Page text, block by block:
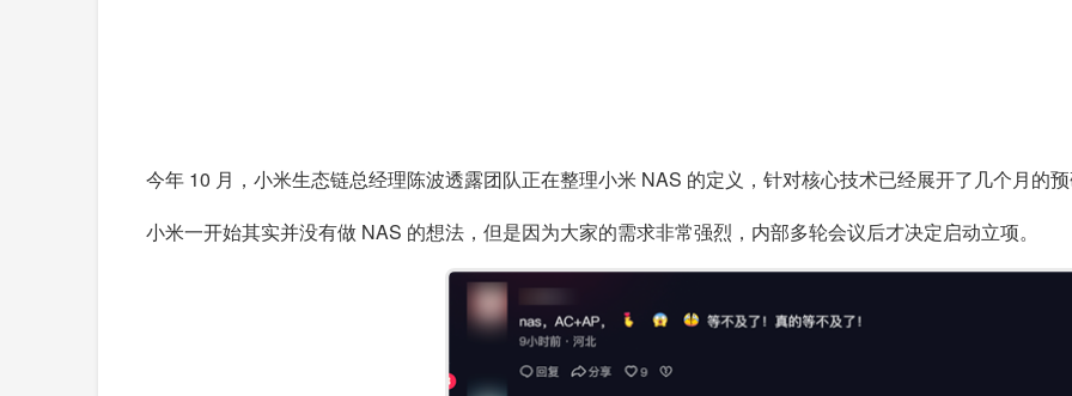
今年 10 月，小米生态链总经理陈波透露团队正在整理小米 NAS 的定义，针对核心技术已经展开了几个月的
小米一开始其实并没有做 NAS 的想法，但是因为大家的需求非常强烈，内部多轮会议后才决定启动立项。